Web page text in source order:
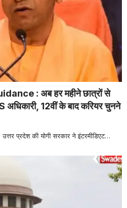
: अब हर महीने छात्रों से
12वीं के बाद करियर चुनने
प्रदेश की योगी सरकार ने इंटरमीडिएट…